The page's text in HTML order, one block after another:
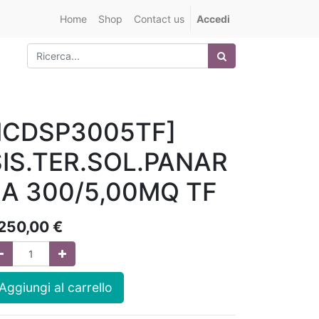
Home Shop Contact us Accedi
300/5,00MQ TF
€
al carrello